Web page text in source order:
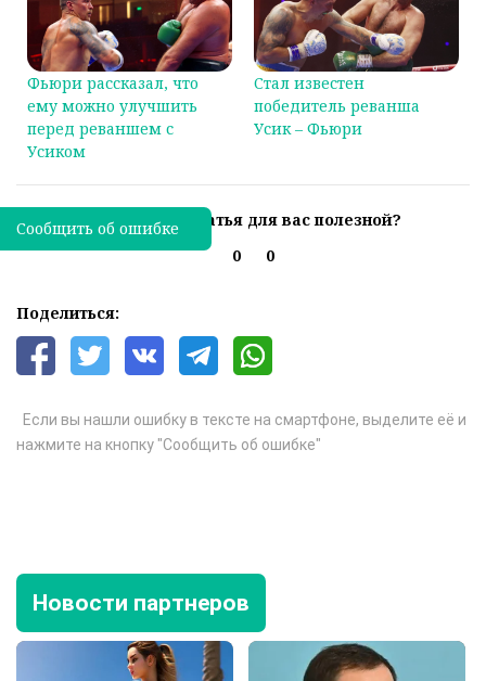
Фьюри рассказал, что
ему можно улучшить
перед реваншем с
Усиком
Стал известен
победитель реванша
Усик – Фьюри
Была ли эта статья для вас полезной?
0
0
Поделиться:
Если вы нашли ошибку в тексте на смартфоне, выделите её и
нажмите на кнопку "Сообщить об ошибке"
Сообщить об ошибке
Новости партнеров